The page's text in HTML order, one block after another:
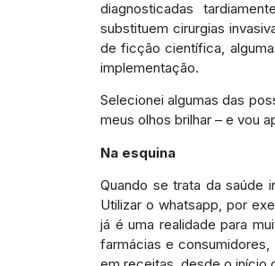
diagnosticadas
substituem cirurgias
de ficção científica,
implementação.
Selecionei algumas das
meus olhos brilhar – e vou
Na esquina
Quando se trata da saúde
Utilizar o whatsapp, por
já é uma realidade para
farmácias e